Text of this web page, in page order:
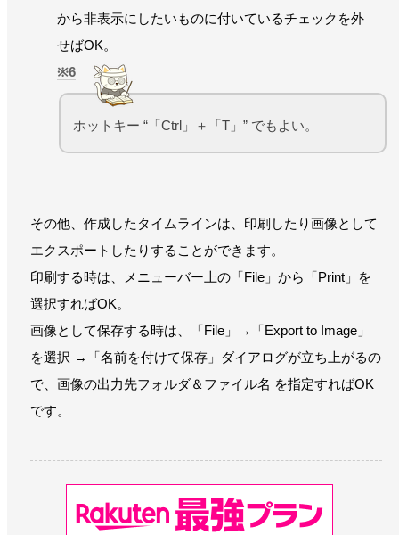
から非表示にしたいものに付いているチェックを外
せばOK。
6
ホットキー “「Ctrl」＋「T」” でもよい。
その他、作成したタイムラインは、印刷したり画像として
エクスポートしたりすることができます。
印刷する時は、メニューバー上の「File」から「Print」を
選択すればOK。
画像として保存する時は、「File」→「Export to Image」
を選択 →「名前を付けて保存」ダイアログが立ち上がるの
で、画像の出力先フォルダ＆ファイル名 を指定すればOK
です。